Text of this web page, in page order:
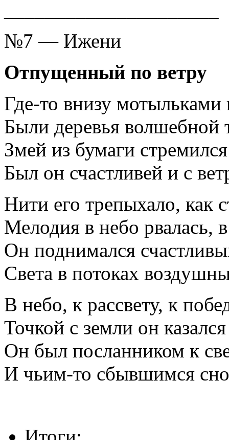
№7 — Ижени
Отпущенный по ветру
Где-то внизу
Были деревья волшебной
Змей из бумаги
Был он счастливей и с
Нити его трепыхало, как
Мелодия в небо рвалась,
Он поднимался
Света в потоках
В небо, к рассвету, к
Точкой с земли он
Он был посланником к
И чьим-то сбывшимся